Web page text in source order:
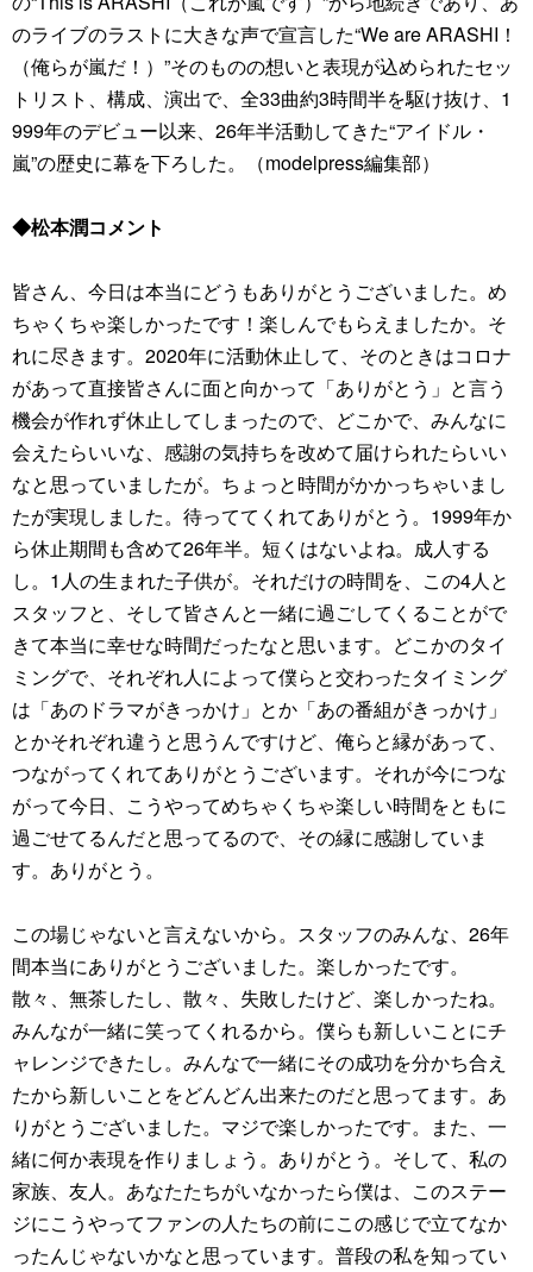
のライブのラストに⼤きな声で宣⾔した“We are ARASHI！
（俺らが嵐だ！）”そのものの想いと表現が込められたセッ
トリスト、構成、演出で、全33曲約3時間半を駆け抜け、1
999年のデビュー以来、26年半活動してきた“アイドル・
嵐”の歴史に幕を下ろした。（modelpress編集部）
◆松本潤コメント
皆さん、今日は本当にどうもありがとうございました。め
ちゃくちゃ楽しかったです！楽しんでもらえましたか。そ
れに尽きます。2020年に活動休止して、そのときはコロナ
があって直接皆さんに面と向かって「ありがとう」と言う
機会が作れず休止してしまったので、どこかで、みんなに
会えたらいいな、感謝の気持ちを改めて届けられたらいい
なと思っていましたが。ちょっと時間がかかっちゃいまし
たが実現しました。待っててくれてありがとう。1999年か
ら休止期間も含めて26年半。短くはないよね。成人する
し。1人の生まれた子供が。それだけの時間を、この4人と
スタッフと、そして皆さんと一緒に過ごしてくることがで
きて本当に幸せな時間だったなと思います。どこかのタイ
ミングで、それぞれ人によって僕らと交わったタイミング
は「あのドラマがきっかけ」とか「あの番組がきっかけ」
とかそれぞれ違うと思うんですけど、俺らと縁があって、
つながってくれてありがとうございます。それが今につな
がって今日、こうやってめちゃくちゃ楽しい時間をともに
過ごせてるんだと思ってるので、その縁に感謝していま
す。ありがとう。
この場じゃないと言えないから。スタッフのみんな、26年
間本当にありがとうございました。楽しかったです。
散々、無茶したし、散々、失敗したけど、楽しかったね。
みんなが一緒に笑ってくれるから。僕らも新しいことにチ
ャレンジできたし。みんなで一緒にその成功を分かち合え
たから新しいことをどんどん出来たのだと思ってます。あ
りがとうございました。マジで楽しかったです。また、一
緒に何か表現を作りましょう。ありがとう。そして、私の
家族、友人。あなたたちがいなかったら僕は、このステー
ジにこうやってファンの人たちの前にこの感じで立てなか
ったんじゃないかなと思っています。普段の私を知ってい